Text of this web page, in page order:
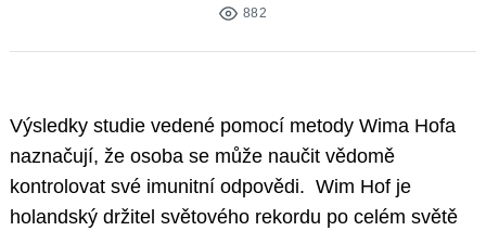
882
Výsledky studie vedené pomocí metody Wima Hofa
naznačují, že osoba se může naučit vědomě
kontrolovat své imunitní odpovědi. Wim Hof je
holandský držitel světového rekordu po celém světě